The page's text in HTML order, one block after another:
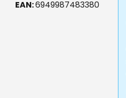
EAN:6949987483380